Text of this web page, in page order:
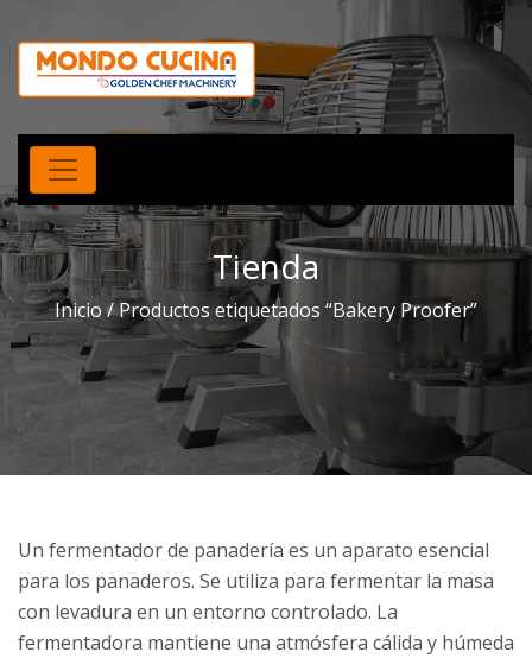
Tienda
Inicio/ Productos etiquetados “Bakery Proofer”
Un fermentador de panadería es un aparato esencial
para los panaderos. Se utiliza para fermentar la masa
con levadura en un entorno controlado. La
fermentadora mantiene una atmósfera cálida y húmeda